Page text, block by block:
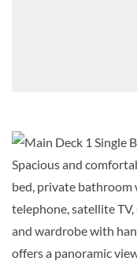
Twin Room
Spacious and
bed, private bathroom
telephone, satellite
and wardrobe with
offers a panoramic